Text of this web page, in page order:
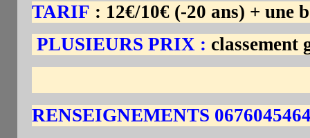
TARIF : 12€/10€ (-20 ans) + une
PLUSIEURS PRIX : classement
RENSEIGNEMENTS